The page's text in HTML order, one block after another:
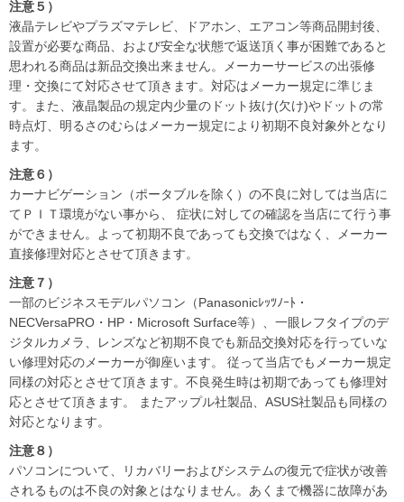
注意５）
液晶テレビやプラズマテレビ、ドアホン、エアコン等商品開封後、
設置が必要な商品、および安全な状態で返送頂く事が困難であると
思われる商品は新品交換出来ません。メーカーサービスの出張修
理・交換にて対応させて頂きます。対応はメーカー規定に準じま
す。また、液晶製品の規定内少量のドット抜け(欠け)やドットの常
時点灯、明るさのむらはメーカー規定により初期不良対象外となり
ます。
注意６）
カーナビゲーション（ポータブルを除く）の不良に対しては当店に
てＰＩＴ環境がない事から、 症状に対しての確認を当店にて行う事
ができません。よって初期不良であっても交換ではなく、メーカー
直接修理対応とさせて頂きます。
注意７）
一部のビジネスモデルパソコン（Panasonicﾚｯﾂﾉｰﾄ・
NECVersaPRO・HP・Microsoft Surface等）、一眼レフタイプのデ
ジタルカメラ、レンズなど初期不良でも新品交換対応を行っていな
い修理対応のメーカーが御座います。 従って当店でもメーカー規定
同様の対応とさせて頂きます。不良発生時は初期であっても修理対
応とさせて頂きます。 またアップル社製品、ASUS社製品も同様の
対応となります。
注意８）
パソコンについて、リカバリーおよびシステムの復元で症状が改善
されるものは不良の対象とはなりません。あくまで機器に故障があ